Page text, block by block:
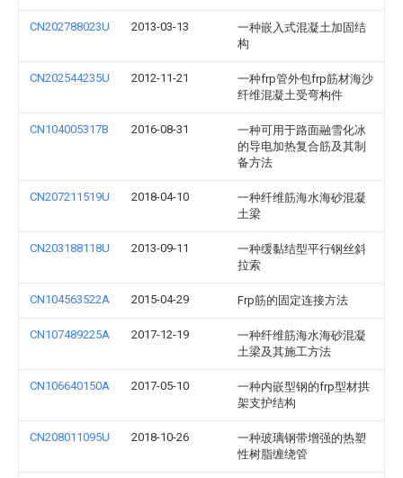
CN202788023U 2013-03-13
一种嵌入式混凝土加固结
构
CN202544235U 2012-11-21
一种frp管外包frp筋材海沙
纤维混凝土受弯构件
CN104005317B 2016-08-31
一种可用于路面融雪化冰
的导电加热复合筋及其制
备方法
CN207211519U 2018-04-10
一种纤维筋海水海砂混凝
土梁
CN203188118U 2013-09-11
一种缓黏结型平行钢丝斜
拉索
CN104563522A 2015-04-29 Frp筋的固定连接方法
CN107489225A 2017-12-19
一种纤维筋海水海砂混凝
土梁及其施工方法
CN106640150A 2017-05-10
一种内嵌型钢的frp型材拱
架支护结构
CN208011095U 2018-10-26
一种玻璃钢带增强的热塑
性树脂缠绕管